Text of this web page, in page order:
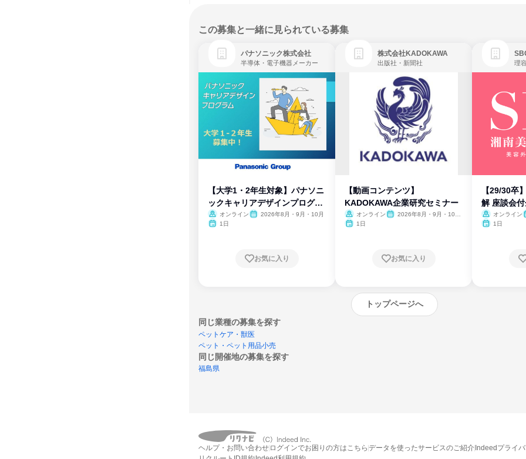
この募集と一緒に見られている募集
パナソニック株式会社
半導体・電子機器メーカー
【大学1・2年生対象】パナソニ
ックキャリアデザインプログラ
ム
オンライン
2026年8月・9月・10月
1日
お気に入り
株式会社KADOKAWA
出版社・新聞社
【動画コンテンツ】
KADOKAWA企業研究セミナー
オンライン
2026年8月・9月・10
1日
お気に入り
【29/30卒
解 座談会
オンライン
1日
トップページへ
同じ業種の募集を探す
ペットケア・獣医
ペット・ペット用品小売
同じ開催地の募集を探す
福島県
締切：なし
ヘルプ・お問い合わせ ログインでお困りの方はこちら データを使ったサービスのご紹介 Indeedプライ